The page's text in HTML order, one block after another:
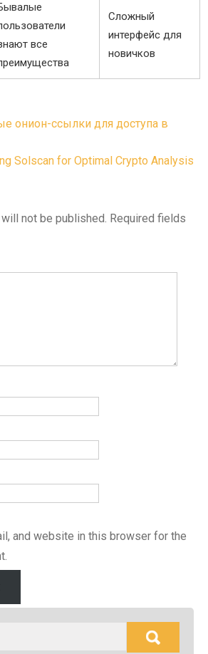
все
Сложный
интерфейс для
новичков
онион-ссылки для доступа в
Solscan for Optimal Crypto Analysis
not be published. Required fields
and website in this browser for the